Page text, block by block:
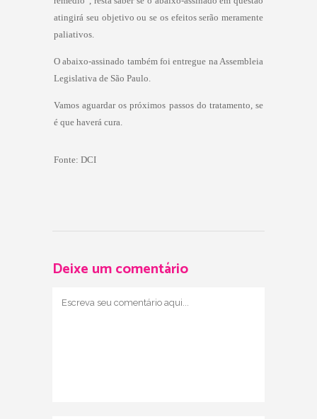
atingirá seu objetivo ou se os efeitos serão meramente
paliativos.
O abaixo-assinado também foi entregue na Assembleia
Legislativa de São Paulo.
Vamos aguardar os próximos passos do tratamento, se
é que haverá cura.
Fonte: DCI
Deixe um comentário